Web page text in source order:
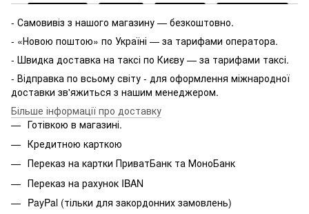
- Самовивіз з нашого магазину — безкоштовно.
- «Новою поштою» по Україні — за тарифами оператора.
- Швидка доставка на таксі по Києву — за тарифами таксі.
- Відправка по всьому світу - для оформлення міжнародної
доставки зв'яжиться з нашим менеджером.
Більше інформації про доставку
Готівкою в магазині.
Кредитною карткою
Переказ на картки ПриватБанк та МоноБанк
Переказ на рахунок IBAN
PayPal (тільки для закордонних замовлень)